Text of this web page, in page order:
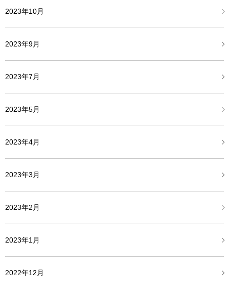
2023年10月
2023年9月
2023年7月
2023年5月
2023年4月
2023年3月
2023年2月
2023年1月
2022年12月